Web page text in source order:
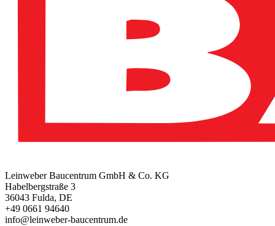
Leinweber Baucentrum GmbH & Co. KG
Habelbergstraße 3
36043 Fulda, DE
+49 0661 94640
info@leinweber-baucentrum.de